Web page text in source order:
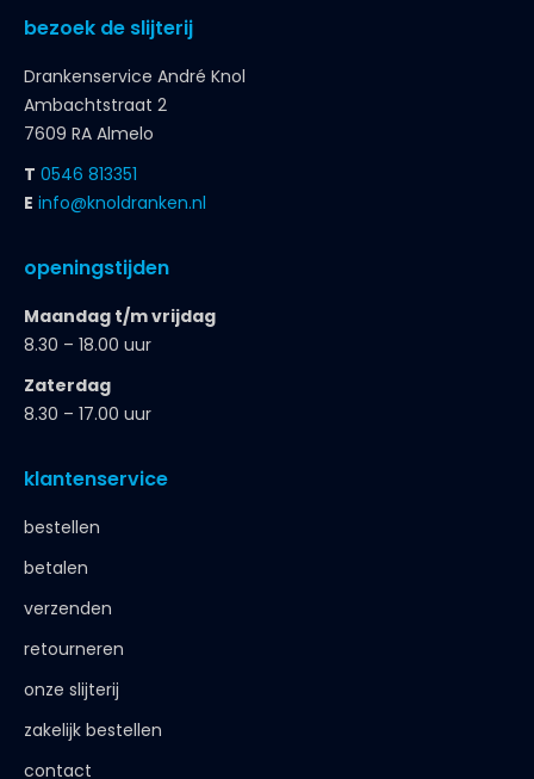
bezoek de slijterij
Drankenservice André Knol
Ambachtstraat 2
7609 RA Almelo
T 0546 813351
E info@knoldranken.nl
openingstijden
Maandag t/m vrijdag
8.30 – 18.00 uur
Zaterdag
8.30 – 17.00 uur
klantenservice
bestellen
betalen
verzenden
retourneren
onze slijterij
zakelijk bestellen
contact